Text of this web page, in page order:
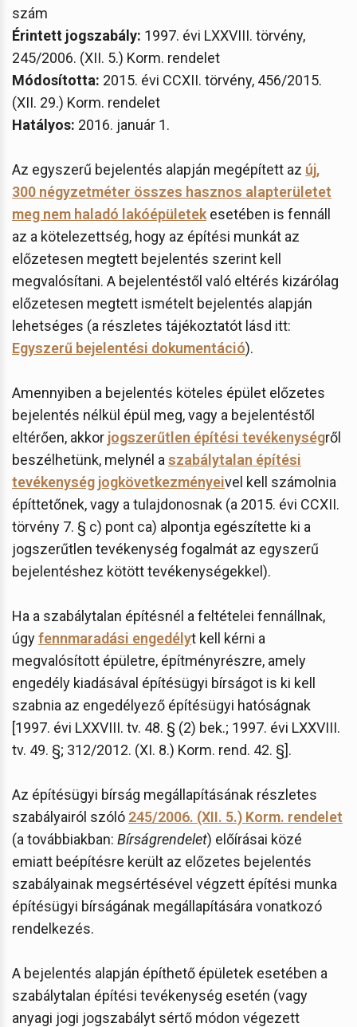
szám
Érintett jogszabály: 1997. évi LXXVIII. törvény,
245/2006. (XII. 5.) Korm. rendelet
Módosította: 2015. évi CCXII. törvény, 456/2015.
(XII. 29.) Korm. rendelet
Hatályos: 2016. január 1.
Az egyszerű bejelentés alapján megépített az új,
300 négyzetméter összes hasznos alapterületet
meg nem haladó lakóépületek esetében is fennáll
az a kötelezettség, hogy az építési munkát az
előzetesen megtett bejelentés szerint kell
megvalósítani. A bejelentéstől való eltérés kizárólag
előzetesen megtett ismételt bejelentés alapján
lehetséges (a részletes tájékoztatót lásd itt:
Egyszerű bejelentési dokumentáció).
Amennyiben a bejelentés köteles épület előzetes
bejelentés nélkül épül meg, vagy a bejelentéstől
eltérően, akkor jogszerűtlen építési tevékenységről
beszélhetünk, melynél a szabálytalan építési
tevékenység jogkövetkezményeivel kell számolnia
építtetőnek, vagy a tulajdonosnak (a 2015. évi CCXII.
törvény 7. § c) pont ca) alpontja egészítette ki a
jogszerűtlen tevékenység fogalmát az egyszerű
bejelentéshez kötött tevékenységekkel).
Ha a szabálytalan építésnél a feltételei fennállnak,
úgyfennmaradási engedélyt kell kérni a
megvalósított épületre, építményrészre, amely
engedély kiadásával építésügyi bírságot is ki kell
szabnia az engedélyező építésügyi hatóságnak
[1997. évi LXXVIII. tv. 48. § (2) bek.; 1997. évi LXXVIII.
tv. 49. §; 312/2012. (XI. 8.) Korm. rend. 42. §].
Az építésügyi bírság megállapításának részletes
szabályairól szóló 245/2006. (XII. 5.) Korm. rendelet
(a továbbiakban: Bírságrendelet) előírásai közé
emiatt beépítésre került az előzetes bejelentés
szabályainak megsértésével végzett építési munka
építésügyi bírságának megállapítására vonatkozó
rendelkezés.
A bejelentés alapján építhető épületek esetében a
szabálytalan építési tevékenység esetén (vagy
anyagi jogi jogszabályt sértő módon végezett